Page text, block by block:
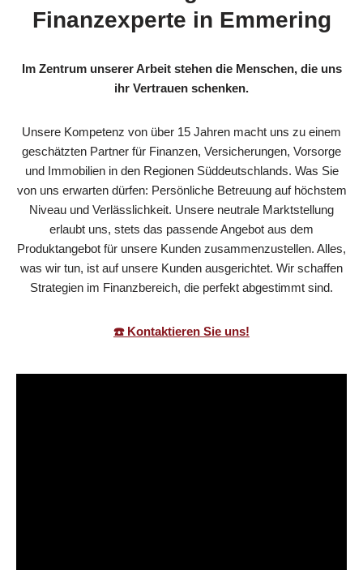
Finanzexperte in Emmering
Im Zentrum unserer Arbeit stehen die Menschen, die uns
ihr Vertrauen schenken.
Unsere Kompetenz von über 15 Jahren macht uns zu einem
geschätzten Partner für Finanzen, Versicherungen, Vorsorge
und Immobilien in den Regionen Süddeutschlands. Was Sie
von uns erwarten dürfen: Persönliche Betreuung auf höchstem
Niveau und Verlässlichkeit. Unsere neutrale Marktstellung
erlaubt uns, stets das passende Angebot aus dem
Produktangebot für unsere Kunden zusammenzustellen. Alles,
was wir tun, ist auf unsere Kunden ausgerichtet. Wir schaffen
Strategien im Finanzbereich, die perfekt abgestimmt sind.
☎️ Kontaktieren Sie uns!